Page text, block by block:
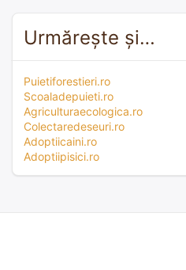
Urmărește și…
Puietiforestieri.ro
Scoaladepuieti.ro
Agriculturaecologica.ro
Colectaredeseuri.ro
Adoptiicaini.ro
Adoptiipisici.ro